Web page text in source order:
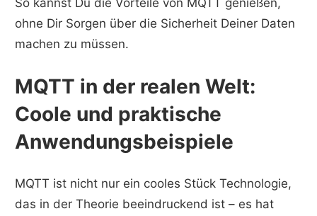
So kannst Du die Vorteile von MQTT genießen,
ohne Dir Sorgen über die Sicherheit Deiner Daten
machen zu müssen.
MQTT in der realen Welt:
Coole und praktische
Anwendungsbeispiele
MQTT ist nicht nur ein cooles Stück Technologie,
das in der Theorie beeindruckend ist – es hat